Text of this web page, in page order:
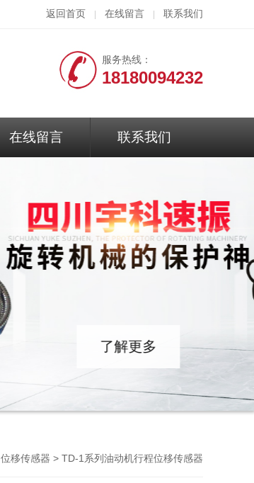
返回首页 在线留言 联系我们
服务热线：
18180094232
在线留言 联系我们
位移传感器 > TD-1系列油动机行程位移传感器